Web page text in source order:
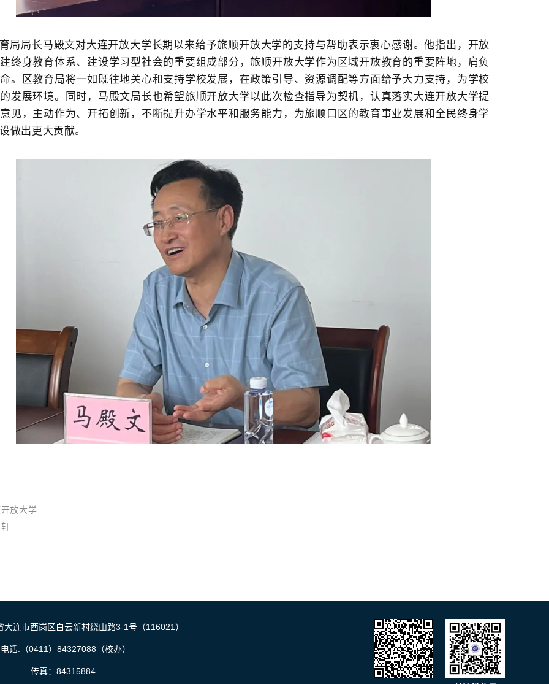
局局长马殿文对大连开放大学长期以来给予旅顺开放大学的支持与帮助表示衷心感谢。他指出，开放
终身教育体系、建设学习型社会的重要组成部分，旅顺开放大学作为区域开放教育的重要阵地，肩负
。区教育局将一如既往地关心和支持学校发展，在政策引导、资源调配等方面给予大力支持，为学校
发展环境。同时， 马殿文局长也希望旅顺开放大学以此次检查指导为契机，认真落实大连开放大学提
见，主动作为、开拓创新，不断提升办学水平和服务能力，为旅顺口区的教育事业发展和全民终身学
做出更大贡献。
放大学
大连市西岗区白云新村绕山路3-1号（116021）
电话:（0411）84327088（校办）
传真：84315884